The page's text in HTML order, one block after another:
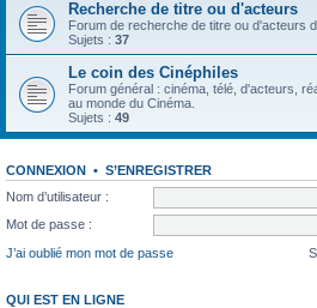
Recherche de titre ou d'acteurs
Forum de recherche de titre ou d'acteurs
Sujets : 37
Le coin des Cinéphiles
Forum général : cinéma, télé, d'acteurs,
au monde du Cinéma.
Sujets : 49
CONNEXION • S’ENREGISTRER
Nom d’utilisateur :
Mot de passe :
J’ai oublié mon mot de passe
QUI EST EN LIGNE